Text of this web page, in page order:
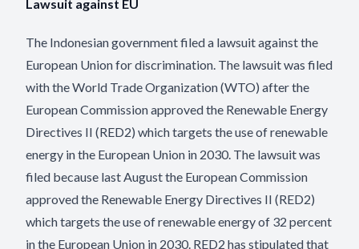
Lawsuit against EU
The Indonesian government filed a lawsuit against the
European Union for discrimination. The lawsuit was filed
with the World Trade Organization (WTO) after the
European Commission approved the Renewable Energy
Directives II (RED2) which targets the use of renewable
energy in the European Union in 2030. The lawsuit was
filed because last August the European Commission
approved the Renewable Energy Directives II (RED2)
which targets the use of renewable energy of 32 percent
in the European Union in 2030. RED2 has stipulated that